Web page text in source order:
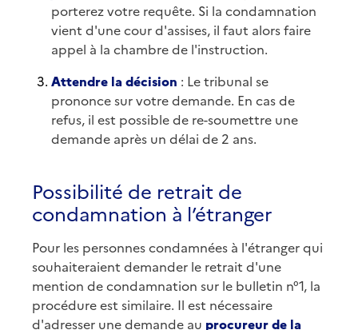
porterez votre requête. Si la condamnation
vient d'une cour d'assises, il faut alors faire
appel à la chambre de l'instruction.
Attendre la décision : Le tribunal se
prononce sur votre demande. En cas de
refus, il est possible de re-soumettre une
demande après un délai de 2 ans.
Possibilité de retrait de
condamnation à l’étranger
Pour les personnes condamnées à l'étranger qui
souhaiteraient demander le retrait d'une
mention de condamnation sur le bulletin n°1, la
procédure est similaire. Il est nécessaire
d'adresser une demande au procureur de la